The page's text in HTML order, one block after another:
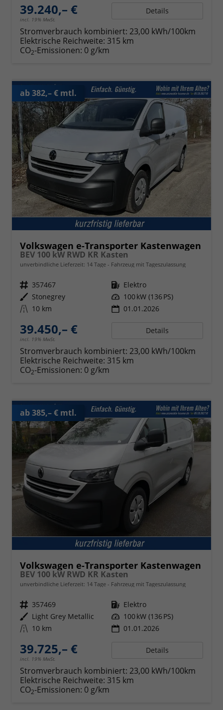
39.240,– €
incl. 19% MwSt.
Details
Stromverbrauch kombiniert: 23,00 kWh/100km
Elektrische Reichweite: 315 km
CO2-Emissionen: 0 g/km
ab 382,– € mtl.
Volkswagen e-Transporter Kastenwagen
BEV 100 kW RWD KR Kasten
unverbindliche Lieferzeit: 14 Tage Fahrzeug mit Tageszulassung
Fahrzeugnr. 357467 Kraftstoff Elektro
Außenfarbe Stonegrey Leistung 100 kW (136 PS)
Kilometerstand 10 km 01.01.2026
39.450,– €
incl. 19% MwSt.
Details
Stromverbrauch kombiniert: 23,00 kWh/100km
Elektrische Reichweite: 315 km
CO2-Emissionen: 0 g/km
ab 385,– € mtl.
Volkswagen e-Transporter Kastenwagen
BEV 100 kW RWD KR Kasten
unverbindliche Lieferzeit: 14 Tage Fahrzeug mit Tageszulassung
Fahrzeugnr. 357469 Kraftstoff Elektro
Außenfarbe Light Grey Metallic Leistung 100 kW (136 PS)
Kilometerstand 10 km 01.01.2026
39.725,– €
incl. 19% MwSt.
Details
Stromverbrauch kombiniert: 23,00 kWh/100km
Elektrische Reichweite: 315 km
CO2-Emissionen: 0 g/km